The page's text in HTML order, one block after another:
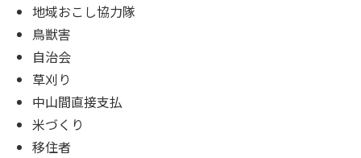
地域おこし協力隊
鳥獣害
自治会
草刈り
中山間直接支払
米づくり
移住者